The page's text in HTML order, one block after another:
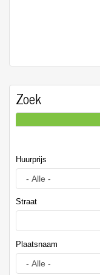
Zoek
Huurprijs
Straat
Plaatsnaam